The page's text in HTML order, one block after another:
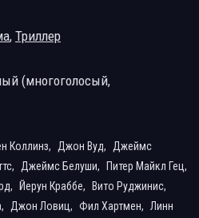
, Триллер
(многоголосый,
Коллинз, Джон Вуд,
Джеймс
Джеймс Белуши,
Питер Майкл Гец,
Йерун Краббе,
Вито Руджинис,
Джон Ловиц, Фил Хартмен, Линн